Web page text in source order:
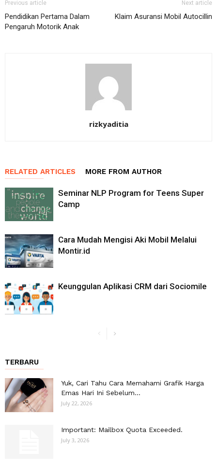
Previous article
Pendidikan Pertama Dalam
Pengaruh Motorik Anak
Next article
Klaim Asuransi Mobil Autocillin
rizkyaditia
RELATED ARTICLES MORE FROM AUTHOR
Seminar NLP Program for Teens Super
Camp
Cara Mudah Mengisi Aki Mobil Melalui
Montir.id
Keunggulan Aplikasi CRM dari Sociomile
TERBARU
Yuk, Cari Tahu Cara Memahami Grafik Harga
Emas Hari Ini Sebelum...
July 22, 2026
Important: Mailbox Quota Exceeded.
July 3, 2026